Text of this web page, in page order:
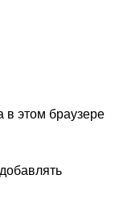
в этом браузере